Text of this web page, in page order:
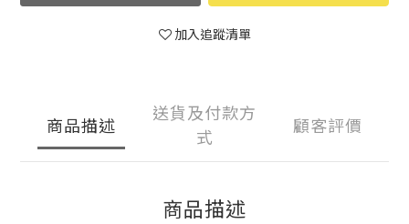
加入追蹤清單
商品描述
送貨及付款方
式
顧客評價
商品描述